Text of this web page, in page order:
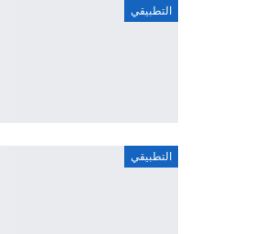
التطبيقي
التطبيقي